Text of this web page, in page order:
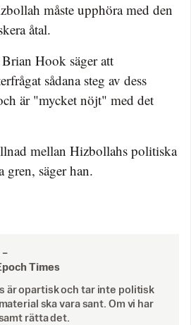
måste upphöra med den
åtal.
Hook säger att
sådana steg av dess
är "mycket nöjt" med det
mellan Hizbollahs politiska
gren, säger han.
Times
är opartisk och tar inte politisk
ska vara sant. Om vi har
rätta det.